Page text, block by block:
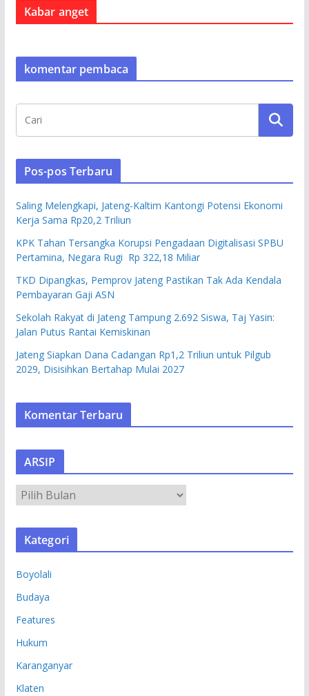
Kabar anget
komentar pembaca
Pos-pos Terbaru
Saling Melengkapi, Jateng-Kaltim Kantongi Potensi Ekonomi
Kerja Sama Rp20,2 Triliun
KPK Tahan Tersangka Korupsi Pengadaan Digitalisasi SPBU
Pertamina, Negara Rugi Rp 322,18 Miliar
TKD Dipangkas, Pemprov Jateng Pastikan Tak Ada Kendala
Pembayaran Gaji ASN
Sekolah Rakyat di Jateng Tampung 2.692 Siswa, Taj Yasin:
Jalan Putus Rantai Kemiskinan
Jateng Siapkan Dana Cadangan Rp1,2 Triliun untuk Pilgub
2029, Disisihkan Bertahap Mulai 2027
Komentar Terbaru
ARSIP
S
Kategori
Boyolali
Budaya
Features
Hukum
Karanganyar
Klaten